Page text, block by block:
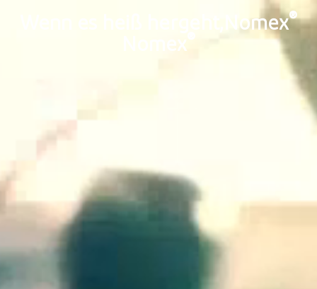
Wenn es heiß hergeht,Nomex®
Nomex®